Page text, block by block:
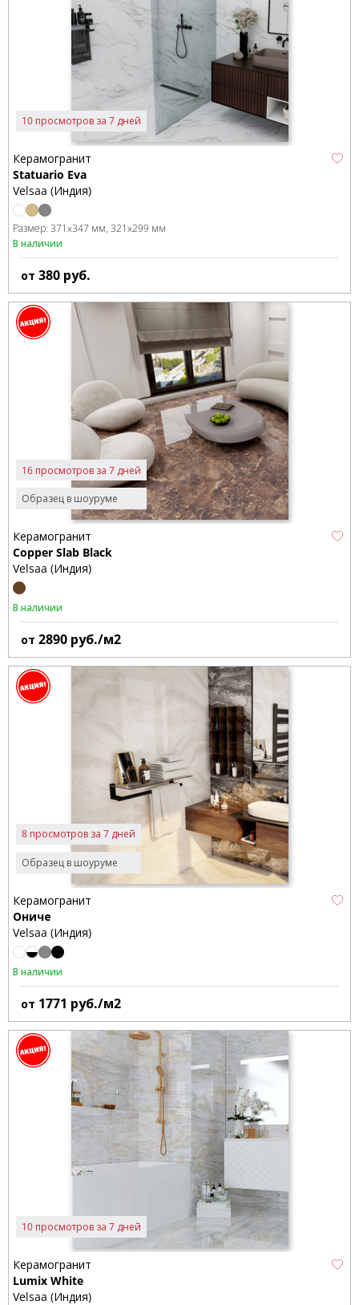
10 просмотров за 7 дней
Керамогранит
Statuario Eva
Velsaa (Индия)
Размер: 371x347 мм 321x299 мм
В наличии
от 380 руб.
Образец в шоуруме
16 просмотров за 7 дней
Керамогранит
Copper Slab Black
Velsaa (Индия)
В наличии
от 2890 руб./м2
Образец в шоуруме
8 просмотров за 7 дней
Керамогранит
Ониче
Velsaa (Индия)
В наличии
от 1771 руб./м2
10 просмотров за 7 дней
Керамогранит
Lumix White
Velsaa (Индия)